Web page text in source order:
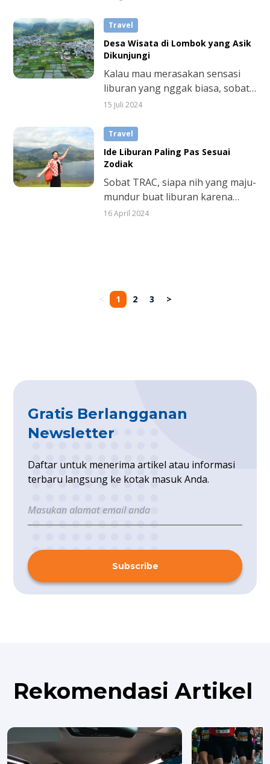
daerah yang setiap tahun punya
tradisi dan lomba 17 Agustus
yang cukup unik dan ikonik.
sob.
Travel
Desa Wisata di Lombok yang Asik
Dikunjungi
Kalau mau merasakan sensasi
liburan yang nggak biasa, sobat
TRAC bisa coba menyambangi
berikut ini. Menikmati keindahan
alamnya, melihat langsung
warisan budaya leluhur, hingga
asli, dijamin memberi
pengalaman liburan yang
berbeda.
15 Juli 2024
Travel
Ide Liburan Paling Pas Sesuai
Zodiak
Sobat TRAC, siapa nih yang maju-
mundur buat liburan karena
nggak dapet ide liburan yang
rencana wisata dengan zodiak
16 April 2024
1 2 3 >
Gratis Berlangganan
Newsletter
Daftar untuk menerima artikel atau informasi
terbaru langsung ke kotak masuk Anda.
Subscribe
Rekomendasi Artikel